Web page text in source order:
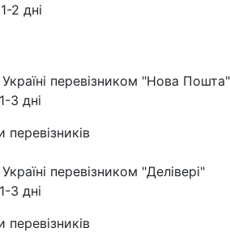
2 дні
перевізником "Нова Пошта"
3 дні
перевізників
перевізником "Делівері"
3 дні
перевізників